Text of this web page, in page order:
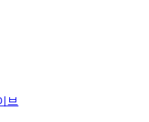
브